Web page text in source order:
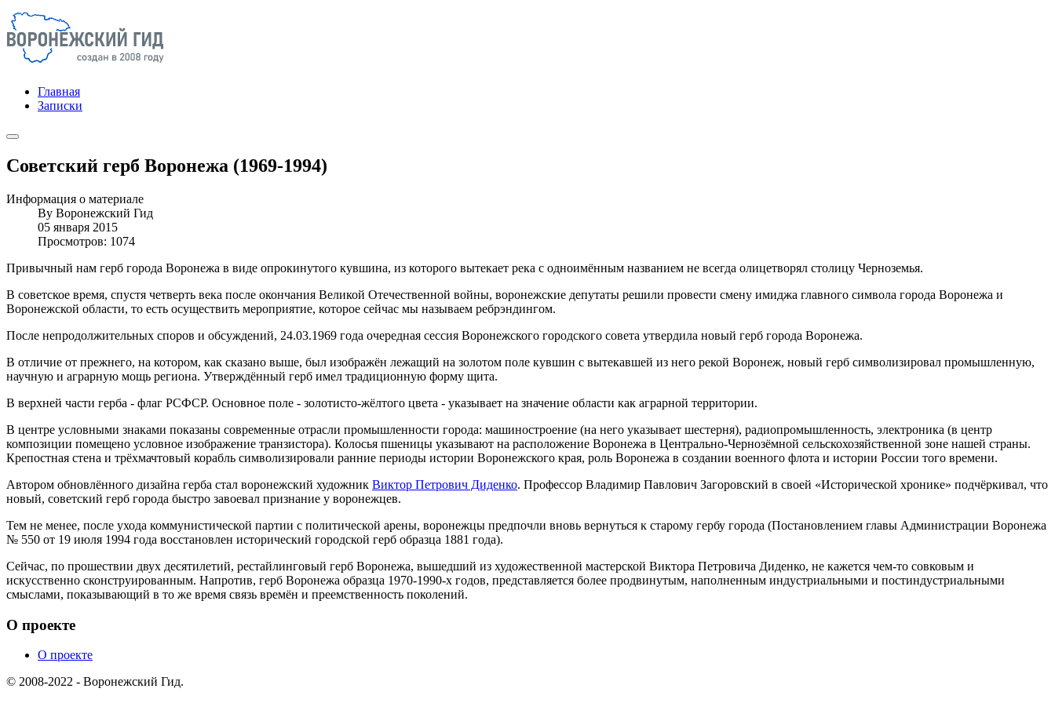
Главная
Записки
Советский герб Воронежа (1969-1994)
Информация о материале
By Воронежский Гид
05 января 2015
Просмотров: 1074
Привычный нам герб города Воронежа в виде опрокинутого кувшина, из которого вытекает река с одноимённым названием не всегда олицетворял столицу Черноземья.
В советское время, спустя четверть века после окончания Великой Отечественной войны, воронежские депутаты решили провести смену имиджа главного символа города Воронежа и
Воронежской области, то есть осуществить мероприятие, которое сейчас мы называем ребрэндингом.
После непродолжительных споров и обсуждений, 24.03.1969 года очередная сессия Воронежского городского совета утвердила новый герб города Воронежа.
В отличие от прежнего, на котором, как сказано выше, был изображён лежащий на золотом поле кувшин с вытекавшей из него рекой Воронеж, новый герб символизировал промышленную,
научную и аграрную мощь региона. Утверждённый герб имел традиционную форму щита.
В верхней части герба - флаг РСФСР. Основное поле - золотисто-жёлтого цвета - указывает на значение области как аграрной территории.
В центре условными знаками показаны современные отрасли промышленности города: машиностроение (на него указывает шестерня), радиопромышленность, электроника (в центр
композиции помещено условное изображение транзистора). Колосья пшеницы указывают на расположение Воронежа в Центрально-Чернозёмной сельскохозяйственной зоне нашей страны.
Крепостная стена и трёхмачтовый корабль символизировали ранние периоды истории Воронежского края, роль Воронежа в создании военного флота и истории России того времени.
Автором обновлённого дизайна герба стал воронежский художник Виктор Петрович Диденко. Профессор Владимир Павлович Загоровский в своей «Исторической хронике» подчёркивал, что
новый, советский герб города быстро завоевал признание у воронежцев.
Тем не менее, после ухода коммунистической партии с политической арены, воронежцы предпочли вновь вернуться к старому гербу города (Постановлением главы Администрации Воронежа
№ 550 от 19 июля 1994 года восстановлен исторический городской герб образца 1881 года).
Сейчас, по прошествии двух десятилетий, рестайлинговый герб Воронежа, вышедший из художественной мастерской Виктора Петровича Диденко, не кажется чем-то совковым и
искусственно сконструированным. Напротив, герб Воронежа образца 1970-1990-х годов, представляется более продвинутым, наполненным индустриальными и постиндустриальными
смыслами, показывающий в то же время связь времён и преемственность поколений.
О проекте
О проекте
© 2008-2022 - Воронежский Гид.